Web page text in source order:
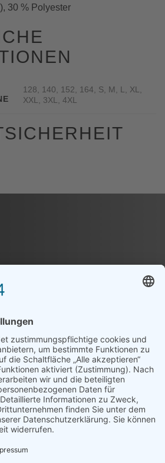
30 % Polyester
128, 140, 152, 164, S, M, L, XL,
XXL, 3XL, 4XL
UND DEINEN